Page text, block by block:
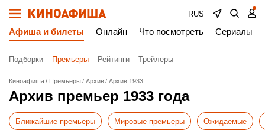
RUS
Афиша и билеты Онлайн Что посмотреть Сериалы
Подборки Премьеры Рейтинги Трейлеры
Киноафиша Премьеры Архив Архив 1933
Архив премьер 1933 года
Ближайшие премьеры Мировые премьеры Ожидаемые